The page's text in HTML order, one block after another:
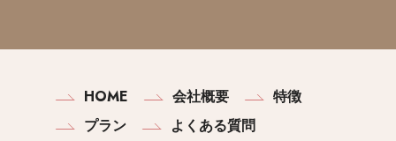
HOME 会社概要
特徴
プラン
よくある質問